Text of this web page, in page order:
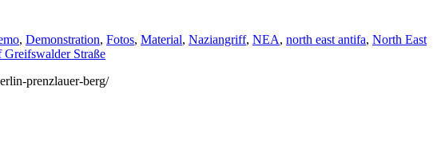
, Demonstration, Fotos, Material, Naziangriff, NEA, north east antifa, North East
Greifswalder Straße
prenzlauer-berg/